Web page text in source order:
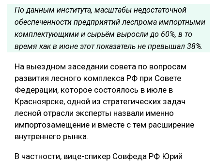
По данным института, масштабы недостаточной
обеспеченности предприятий леспрома импортными
комплектующими и сырьём выросли до 60%, в то
время как в июне этот показатель не превышал 38%.
На выездном заседании совета по вопросам
развития лесного комплекса РФ при Совете
Федерации, которое состоялось в июле в
Красноярске, одной из стратегических задач
лесной отрасли эксперты назвали именно
импортозамещение и вместе с тем расширение
внутреннего рынка.
В частности, вице-спикер Совфеда РФ Юрий